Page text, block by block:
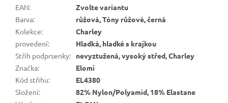
EAN:
Zvolte variantu
Barva:
růžová, Tóny růžové, černá
Kolekce:
Charley
provedení:
Hladká, hladké s krajkou
Střih podprsenky:
nevyztužená, vysoký střed, Charley
Značka:
Elomi
Kód střihu:
EL4380
Složení:
82% Nylon/Polyamid, 18% Elastane